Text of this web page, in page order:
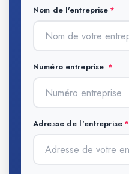
Nom de l'entreprise
Numéro entreprise
Adresse de l'entreprise